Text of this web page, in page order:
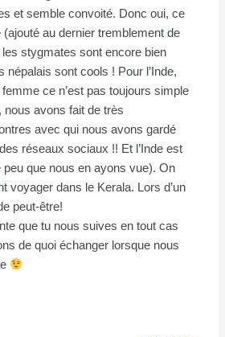
et semble convoité. Donc oui, ce
(ajouté au dernier tremblement de
stygmates sont encore bien
népalais sont cools ! Pour l’Inde,
ce n’est pas toujours simple
nous avons fait de très
avec qui nous avons gardé
réseaux sociaux !! Et l’Inde est
peu que nous en ayons vue). On
voyager dans le Kerala. Lors d’un
peut-être!
que tu nous suives en tout cas
de quoi échanger lorsque nous